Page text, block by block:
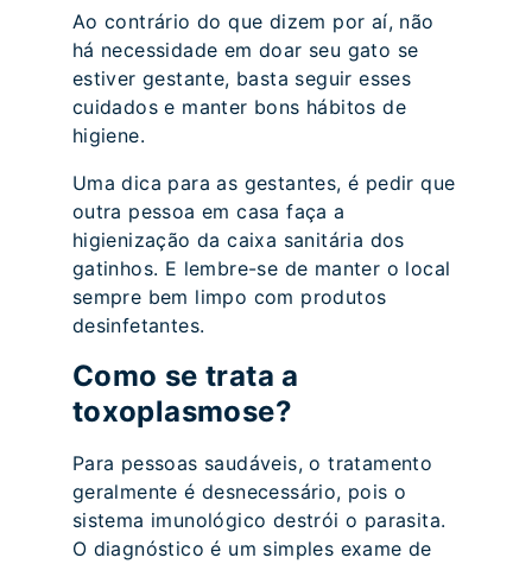
Ao contrário do que dizem por aí, não
há necessidade em doar seu gato se
estiver gestante, basta seguir esses
cuidados e manter bons hábitos de
higiene.
Uma dica para as gestantes, é pedir que
outra pessoa em casa faça a
higienização da caixa sanitária dos
gatinhos. E lembre-se de manter o local
sempre bem limpo com produtos
desinfetantes.
Como se trata a
toxoplasmose?
Para pessoas saudáveis, o tratamento
geralmente é desnecessário, pois o
sistema imunológico destrói o parasita.
O diagnóstico é um simples exame de